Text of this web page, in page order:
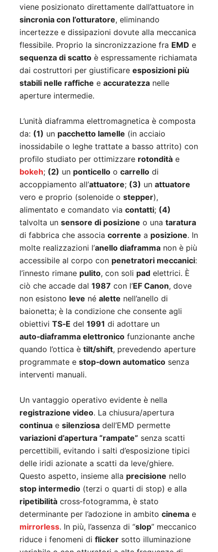
viene posizionato direttamente dall’attuatore in
sincronia con l’otturatore, eliminando
incertezze e dissipazioni dovute alla meccanica
flessibile. Proprio la sincronizzazione fra EMD e
sequenza di scatto è espressamente richiamata
dai costruttori per giustificare esposizioni più
stabili nelle raffiche e accuratezza nelle
aperture intermedie.
L’unità diaframma elettromagnetica è composta
da: (1) un pacchetto lamelle (in acciaio
inossidabile o leghe trattate a basso attrito) con
profilo studiato per ottimizzare rotondità e
bokeh; (2) un ponticello o carrello di
accoppiamento all’attuatore; (3) un attuatore
vero e proprio (solenoide o stepper),
alimentato e comandato via contatti; (4)
talvolta un sensore di posizione o una taratura
di fabbrica che associa corrente a posizione. In
molte realizzazioni l’anello diaframma non è più
accessibile al corpo con penetratori meccanici:
l’innesto rimane pulito, con soli pad elettrici. È
ciò che accade dal 1987 con l’EF Canon, dove
non esistono leve né alette nell’anello di
baionetta; è la condizione che consente agli
obiettivi TS‑E del 1991 di adottare un
auto‑diaframma elettronico funzionante anche
quando l’ottica è tilt/shift, prevedendo aperture
programmate e stop‑down automatico senza
interventi manuali.
Un vantaggio operativo evidente è nella
registrazione video. La chiusura/apertura
continua e silenziosa dell’EMD permette
variazioni d’apertura “rampate” senza scatti
percettibili, evitando i salti d’esposizione tipici
delle iridi azionate a scatti da leve/ghiere.
Questo aspetto, insieme alla precisione nello
stop intermedio (terzi o quarti di stop) e alla
ripetibilità cross‑fotogramma, è stato
determinante per l’adozione in ambito cinema e
mirrorless. In più, l’assenza di “slop” meccanico
riduce i fenomeni di flicker sotto illuminazione